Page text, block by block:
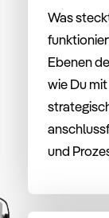
Was
Ebenen
wieDumit
und